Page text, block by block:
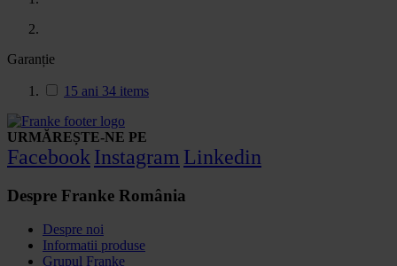
Garanție
15 ani 34 items
URMĂREȘTE-NE PE
Facebook Instagram Linkedin
Despre Franke România
Despre noi
Informatii produse
Grupul Franke